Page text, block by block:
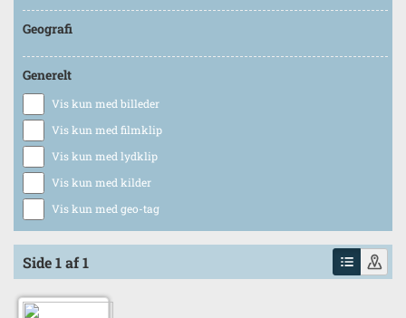
Geografi
Generelt
Vis kun med billeder
Vis kun med filmklip
Vis kun med lydklip
Vis kun med kilder
Vis kun med geo-tag
Side 1 af 1